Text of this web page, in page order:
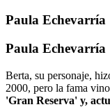
Paula Echevarría
Paula Echevarría
Berta, su personaje,
2000, pero la fama
'Gran Reserva' y,